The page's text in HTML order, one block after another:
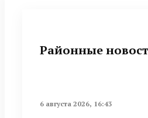
Районные
6 августа 2026, 16:43